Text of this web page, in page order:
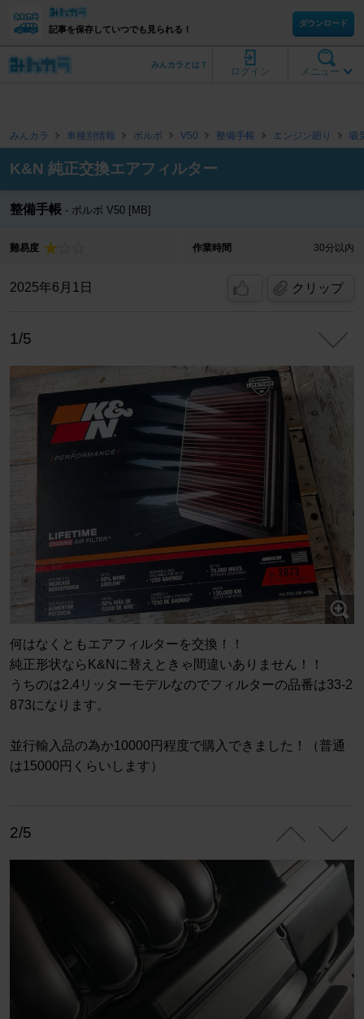
記事を保存していつでも見られる！
ダウンロード
メニュー
ログイン
みんカラとは？
みんカラ 車種別情報 ボルボ V50 整備手帳 エンジン廻り 吸
K&N 純正交換エアフィルター
整備手帳 ボルボ V50 [MB]
難易度 作業時間 30分以内
2025年6月1日 クリップ
1/5
何はなくともエアフィルターを交換！！
純正形状ならK&Nに替えときゃ間違いありません！！
うちのは2.4リッターモデルなのでフィルターの品番は33-2
873になります。
並行輸入品の為か10000円程度で購入できました！（普通
は15000円くらいします）
2/5